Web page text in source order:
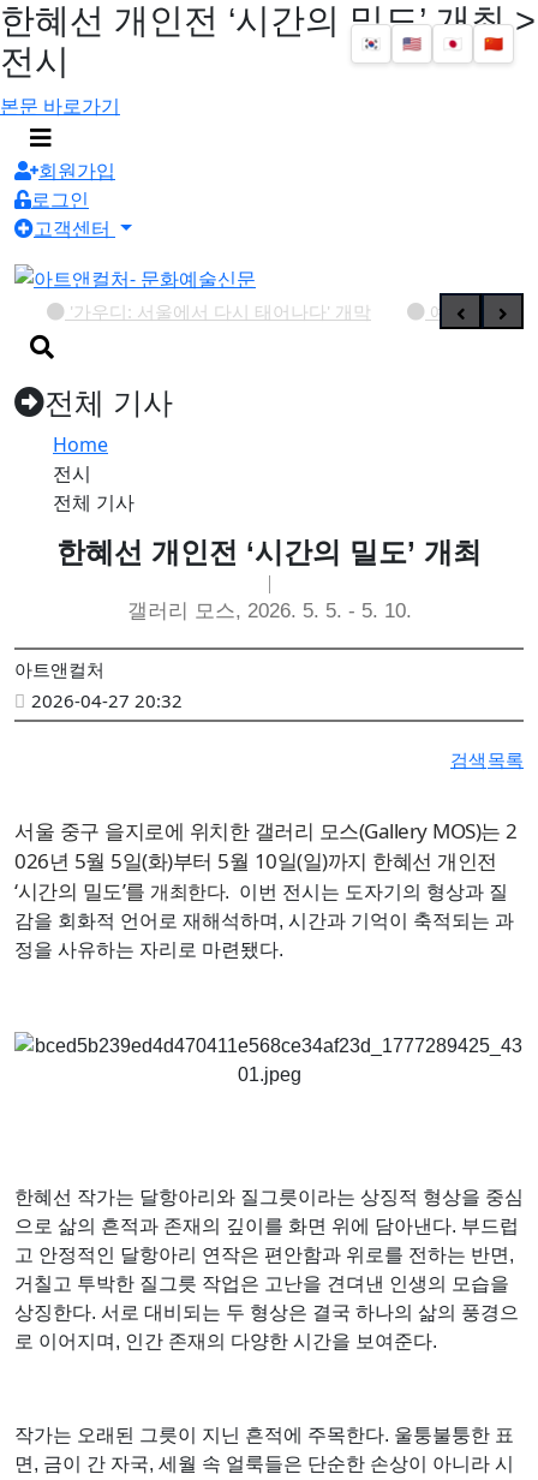
한혜선 개인전 ‘시간의 밀도’ 개최 >
전시
본문 바로가기
메
뉴
버
튼
회원가입
로그인
고객센터
'가우디: 서울에서 다시 태어나다' 개막 예술사진전 《RE:
검
색
버
튼
🇰🇷 🇺🇸 🇯🇵 🇨🇳
전체 기사
Home
전시
전체 기사
한혜선 개인전 ‘시간의 밀도’ 개최
갤러리 모스, 2026. 5. 5. - 5. 10.
아트앤컬처
2026-04-27 20:32
검색 목록
서울 중구 을지로에 위치한 갤러리 모스(Gallery MOS)는 2
026년 5월 5일(화)부터 5월 10일(일)까지 한혜선 개인전
‘시간의 밀도’를 개최한다. 이번 전시는 도자기의 형상과 질
감을 회화적 언어로 재해석하며, 시간과 기억이 축적되는 과
정을 사유하는 자리로 마련됐다.
한혜선 작가는 달항아리와 질그릇이라는 상징적 형상을 중심
으로 삶의 흔적과 존재의 깊이를 화면 위에 담아낸다. 부드럽
고 안정적인 달항아리 연작은 편안함과 위로를 전하는 반면,
거칠고 투박한 질그릇 작업은 고난을 견뎌낸 인생의 모습을
상징한다. 서로 대비되는 두 형상은 결국 하나의 삶의 풍경으
로 이어지며, 인간 존재의 다양한 시간을 보여준다.
작가는 오래된 그릇이 지닌 흔적에 주목한다. 울퉁불퉁한 표
면, 금이 간 자국, 세월 속 얼룩들은 단순한 손상이 아니라 시